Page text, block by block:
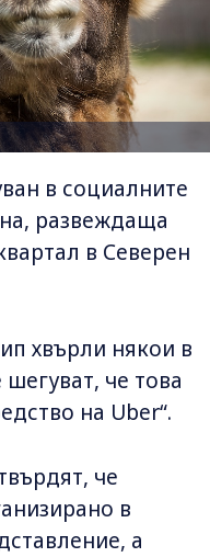
в социалните
развеждаща
в Северен
хвърли някои в
че това
на Uber“.
че
в
а